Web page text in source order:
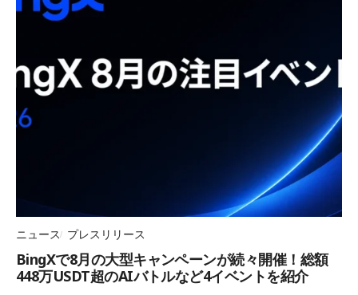
ニュース プレスリリース
BingXで8月の大型キャンペーンが続々開催！総額
448万USDT超のAIバトルなど4イベントを紹介